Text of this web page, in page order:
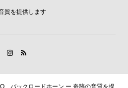
質を提供します
バックロードホーン ー 奇跡の音質を提